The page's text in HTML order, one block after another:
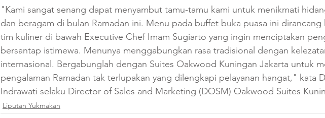
"Kami sangat senang dapat menyambut tamu-tamu kami untuk menikmati
dan beragam di bulan Ramadan ini. Menu pada buffet buka puasa ini dirancang
tim kuliner di bawah Executive Chef Imam Sugiarto yang ingin menciptakan
bersantap istimewa. Menunya menggabungkan rasa tradisional dengan
internasional. Bergabunglah dengan Suites Oakwood Kuningan Jakarta untuk
pengalaman Ramadan tak terlupakan yang dilengkapi pelayanan hangat," kata
Indrawati selaku Director of Sales and Marketing (DOSM) Oakwood Suites
Liputan Yukmakan